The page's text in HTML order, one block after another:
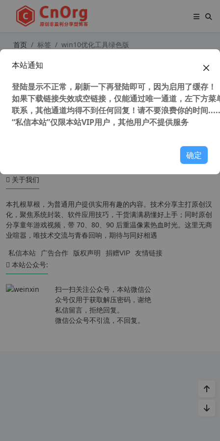
首页 标签 win10优化工具绿色版
优化工具 垃圾清理工具
关于我们
本扎根草根，为普通用户提供实用有趣的内容。技术分享主打原创汉
化，聚焦系统封装、软件应用技巧，干货满满易懂好上手；同时原创
分享童年游戏视频，带 70、80、90 后重温像素热血时光。这里无商
业喧嚣，唯技术交流与青春回响，期待与同好相遇
私信本站 广告合作 版权声明 捐赠VIP 友情链接
本站公众号:
扫一扫关注公众号，本站微信公
众号仅用于获取解压密码，谢绝
私信留言，拒绝回复。
微信公众号不引流，不回复。
本站通知
登陆显示不正常，刷新一下再登陆即可，因为启用了缓存！
如果下载链接失效或空链接，仅能通过唯一通道，左下方菜
联系，其他通道均得不到任何回复！请不要浪费你的时间
“私信本站”仅限本站VIP用户，其他用户不提供服务
确定